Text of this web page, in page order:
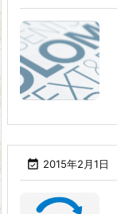
 2015年2月1日